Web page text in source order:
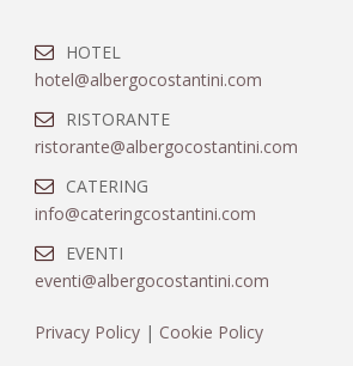
HOTEL
hotel@albergocostantini.com
RISTORANTE
ristorante@albergocostantini.com
CATERING
info@cateringcostantini.com
EVENTI
eventi@albergocostantini.com
Privacy Policy | Cookie Policy